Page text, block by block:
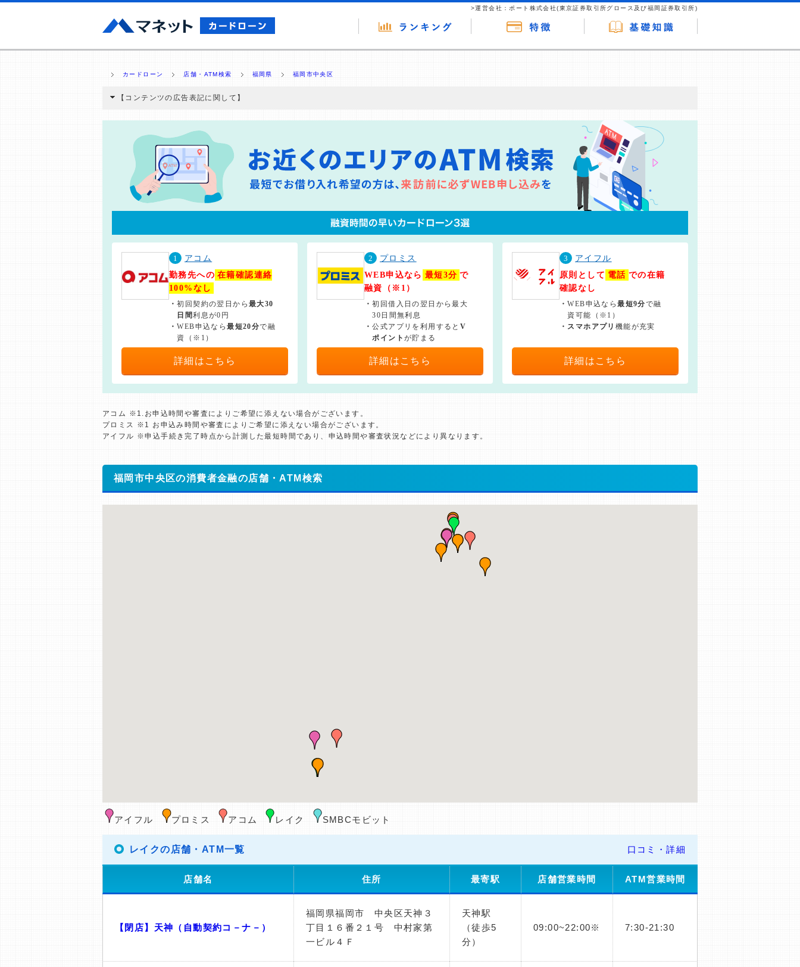
>運営会社：ポート株式会社(東京証券取引所グロース及び福岡証券取引所)
カードローン 店舗・ATM検索 福岡県 福岡市中央区
【コンテンツの広告表記に関して】
と弊社に対して企業から紹介報酬が支払われるという収益モデルです。 ただし、特定の商品を根拠なくPRするものではなく、当編集部の調査／ユーザーへの口コ
ミ収集などに基づき、公平性を担保した情報提供を行っています。
>提携企業一覧
1
アコム
勤務先への 在籍確認連絡
100%なし
・初回契約の翌日から最大30
日間利息が0円
・WEB申込なら最短20分で融
資（※1）
詳細はこちら
2
プロミス
WEB申込なら 最短3分 で
融資（※1）
・初回借入日の翌日から最大
30日間無利息
・公式アプリを利用すると V
ポイントが貯まる
詳細はこちら
3
アイフル
原則として 電話 での在籍
確認なし
・WEB申込なら最短9分で融
資可能（※1）
・ スマホアプリ 機能が充実
詳細はこちら
アコム ※1.お申込時間や審査によりご希望に添えない場合がございます。
プロミス ※1 お申込み時間や審査によりご希望に添えない場合がございます。
アイフル ※申込手続き完了時点から計測した最短時間であり、申込時間や審査状況などにより異なります。
福岡市中央区の消費者金融の店舗・ATM検索
アイフル プロミス アコム レイク SMBCモビット
レイクの店舗・ATM一覧 口コミ・詳細
店舗名 住所 最寄駅 店舗営業時間 ATM営業時間
【閉店】天神（自動契約コ－ナ－）
福岡県福岡市 中央区天神３
丁目１６番２１号 中村家第
一ビル４Ｆ
天神駅
（徒歩5
分）
09:00~22:00※ 7:30-21:30